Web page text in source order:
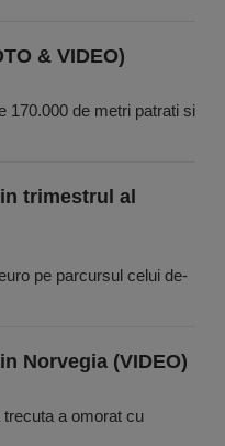
& VIDEO)
170.000 de metri patrati si
trimestrul al
pe parcursul celui de-
Norvegia (VIDEO)
a omorat cu